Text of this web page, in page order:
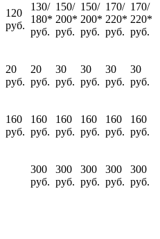
120
руб.
130/
180*
руб.
150/
200*
руб.
150/
200*
руб.
170/
220*
руб.
170/
220*
руб.
20
руб.
20
руб.
30
руб.
30
руб.
30
руб.
30
руб.
160
руб.
160
руб.
160
руб.
160
руб.
160
руб.
160
руб.
300
руб.
300
руб.
300
руб.
300
руб.
300
руб.